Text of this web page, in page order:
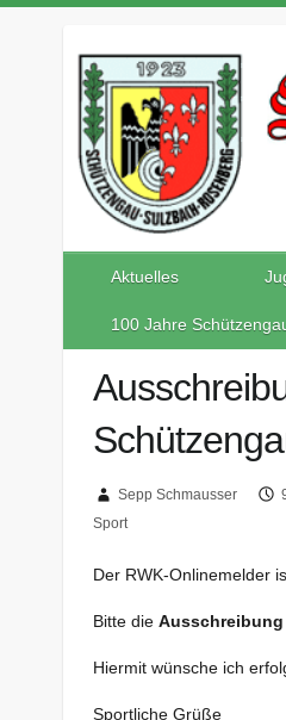
Aktuelles
100 Jahre
Sepp Schmausser
Sport
Der RWK-Onlinemelder
Bitte dieAusschreibung
Hiermit wünsche ich
Sportliche Grüße